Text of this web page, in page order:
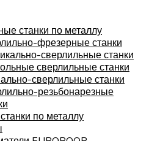
станки по металлу
фрезерные станки
сверлильные станки
сверлильные станки
сверлильные станки
резьбонарезные
по металлу